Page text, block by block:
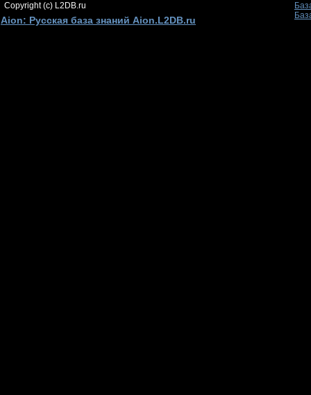
Copyright (c) L2DB.ru
Aion: Русская база знаний Aion.L2DB.ru